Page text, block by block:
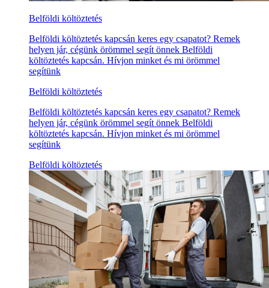
Belföldi költöztetés
Belföldi költöztetés kapcsán keres egy csapatot? Remek
helyen jár, cégünk örömmel segít önnek Belföldi
költöztetés kapcsán. Hívjon minket és mi örömmel
segítünk
Belföldi költöztetés
Belföldi költöztetés kapcsán keres egy csapatot? Remek
helyen jár, cégünk örömmel segít önnek Belföldi
költöztetés kapcsán. Hívjon minket és mi örömmel
segítünk
Belföldi költöztetés